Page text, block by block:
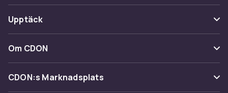
Spåra paket
Ångra & Returnera här
Kundservice
Betalning
Leverans
Återkallelser
Upptäck
Kategorier
Varumärken
Om CDON
Om oss
CDON:s Marknadsplats